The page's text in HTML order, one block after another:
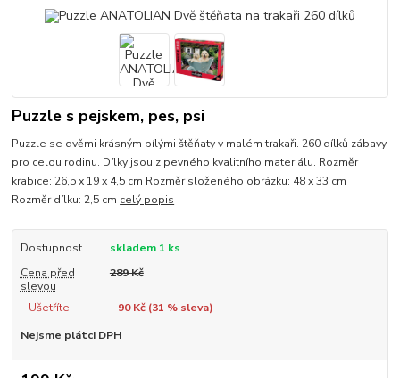
Puzzle s pejskem, pes, psi
Puzzle se dvěmi krásným bílými štěňaty v malém trakaři. 260 dílků zábavy
pro celou rodinu. Dílky jsou z pevného kvalitního materiálu. Rozměr
krabice: 26,5 x 19 x 4,5 cm Rozměr složeného obrázku: 48 x 33 cm
Rozměr dílku: 2,5 cm celý popis
Dostupnost
skladem 1 ks
Cena před
slevou
289 Kč
Ušetříte 90 Kč (31 % sleva)
Nejsme plátci DPH